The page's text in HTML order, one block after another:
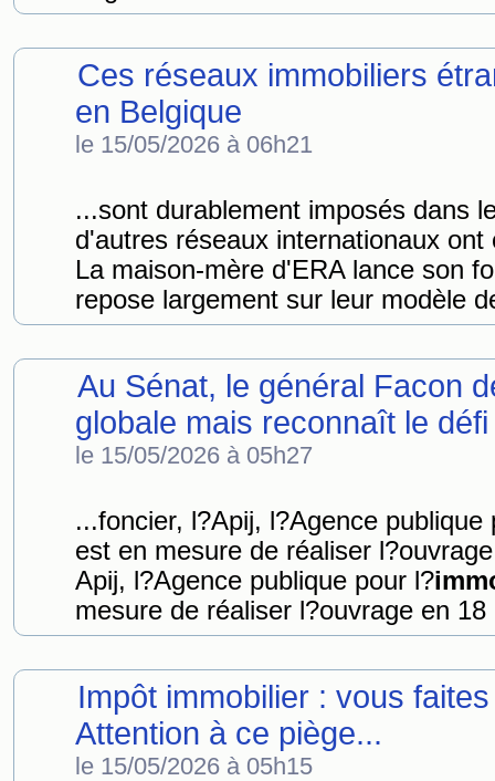
Ces réseaux immobiliers
en Belgique
le 15/05/2026 à 06h21
...sont durablement imposés dans
d'autres réseaux internationaux
La maison-mère d'ERA lance son
repose largement sur leur modèle
Au Sénat, le général Facon
globale mais reconnaît le
le 15/05/2026 à 05h27
...foncier, l?Apij, l?Agence publique
est en mesure de réaliser
Apij, l?Agence publique pour l?
mesure de réaliser l?ouvrage en
Impôt immobilier : vous
Attention à ce piège...
le 15/05/2026 à 05h15